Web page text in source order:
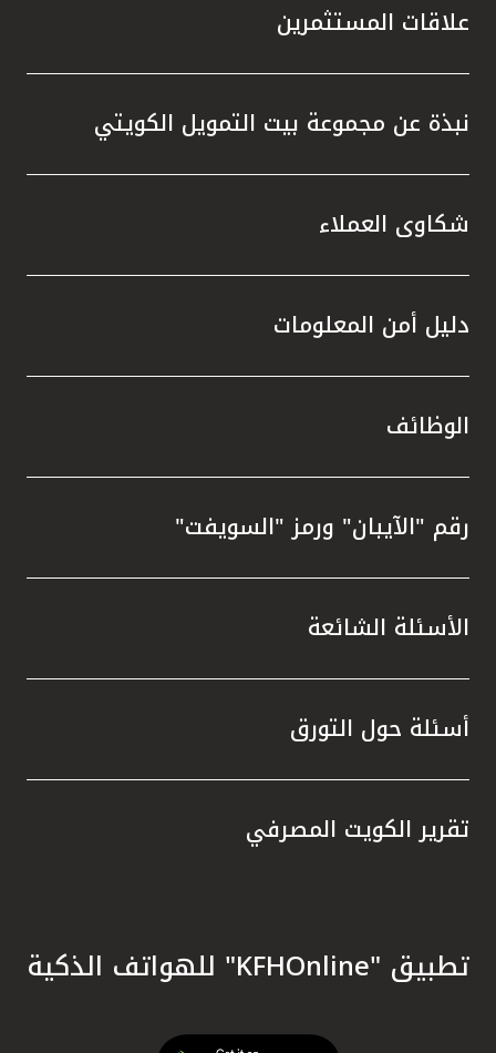
علاقات المستثمرين
نبذة عن مجموعة بيت التمويل الكويتي
شكاوى العملاء
دليل أمن المعلومات
الوظائف
رقم "الآيبان" ورمز "السويفت"
الأسئلة الشائعة
أسئلة حول التورق
تقرير الكويت المصرفي
تطبيق "KFHOnline" للهواتف الذكية